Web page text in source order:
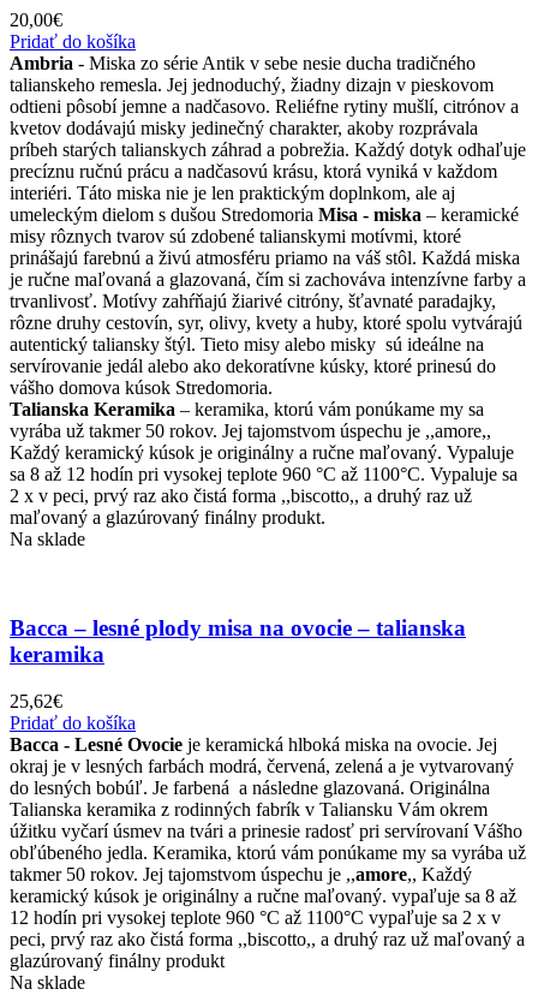
20,00€
Pridať do košíka
Ambria - Miska zo série Antik v sebe nesie ducha tradičného
talianskeho remesla. Jej jednoduchý, žiadny dizajn v pieskovom
odtieni pôsobí jemne a nadčasovo. Reliéfne rytiny mušlí, citrónov a
kvetov dodávajú misky jedinečný charakter, akoby rozprávala
príbeh starých talianskych záhrad a pobrežia. Každý dotyk odhaľuje
precíznu ručnú prácu a nadčasovú krásu, ktorá vyniká v každom
interiéri. Táto miska nie je len praktickým doplnkom, ale aj
umeleckým dielom s dušou Stredomoria Misa - miska – keramické
misy rôznych tvarov sú zdobené talianskymi motívmi, ktoré
prinášajú farebnú a živú atmosféru priamo na váš stôl. Každá miska
je ručne maľovaná a glazovaná, čím si zachováva intenzívne farby a
trvanlivosť. Motívy zahŕňajú žiarivé citróny, šťavnaté paradajky,
rôzne druhy cestovín, syr, olivy, kvety a huby, ktoré spolu vytvárajú
autentický taliansky štýl. Tieto misy alebo misky sú ideálne na
servírovanie jedál alebo ako dekoratívne kúsky, ktoré prinesú do
vášho domova kúsok Stredomoria.
Talianska Keramika – keramika, ktorú vám ponúkame my sa
vyrába už takmer 50 rokov. Jej tajomstvom úspechu je ,,amore,,
Každý keramický kúsok je originálny a ručne maľovaný. Vypaluje
sa 8 až 12 hodín pri vysokej teplote 960 °C až 1100°C. Vypaluje sa
2 x v peci, prvý raz ako čistá forma ,,biscotto,, a druhý raz už
maľovaný a glazúrovaný finálny produkt.
Na sklade
Bacca – lesné plody misa na ovocie – talianska
keramika
25,62€
Pridať do košíka
Bacca - Lesné Ovocie je keramická hlboká miska na ovocie. Jej
okraj je v lesných farbách modrá, červená, zelená a je vytvarovaný
do lesných bobúľ. Je farbená a následne glazovaná. Originálna
Talianska keramika z rodinných fabrík v Taliansku Vám okrem
úžitku vyčarí úsmev na tvári a prinesie radosť pri servírovaní Vášho
obľúbeného jedla. Keramika, ktorú vám ponúkame my sa vyrába už
takmer 50 rokov. Jej tajomstvom úspechu je ,,amore,, Každý
keramický kúsok je originálny a ručne maľovaný. vypaľuje sa 8 až
12 hodín pri vysokej teplote 960 °C až 1100°C vypaľuje sa 2 x v
peci, prvý raz ako čistá forma ,,biscotto,, a druhý raz už maľovaný a
glazúrovaný finálny produkt
Na sklade